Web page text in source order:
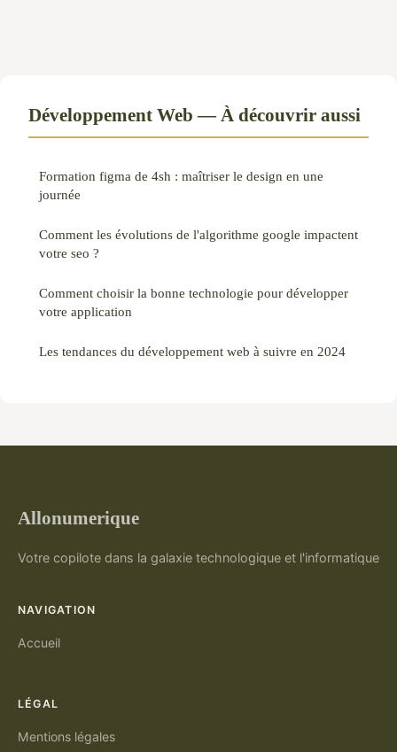
Développement Web — À découvrir aussi
Formation figma de 4sh : maîtriser le design en une
journée
Comment les évolutions de l'algorithme google impactent
votre seo ?
Comment choisir la bonne technologie pour développer
votre application
Les tendances du développement web à suivre en 2024
Allonumerique
Votre copilote dans la galaxie technologique et l'informatique
NAVIGATION
Accueil
LÉGAL
Mentions légales